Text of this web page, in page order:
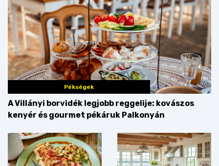
Pékségek
A Villányi borvidék legjobb reggelije: kovászos
kenyér és gourmet pékáruk Palkonyán